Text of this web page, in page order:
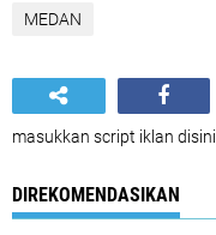
MEDAN
masukkan script iklan disini
DIREKOMENDASIKAN